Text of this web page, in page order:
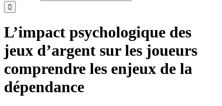
L’impact psychologique des
jeux d’argent sur les joueurs
comprendre les enjeux de la
dépendance